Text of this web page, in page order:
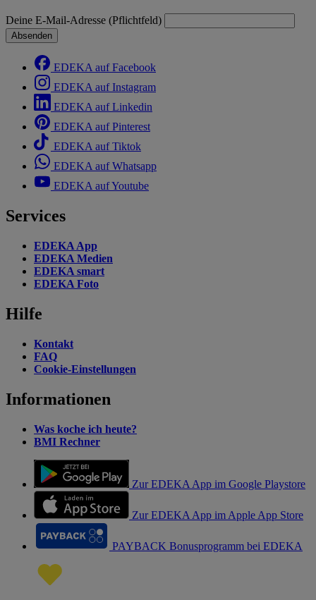
Deine E-Mail-Adresse (Pflichtfeld)
Absenden
EDEKA auf Facebook
EDEKA auf Instagram
EDEKA auf Linkedin
EDEKA auf Pinterest
EDEKA auf Tiktok
EDEKA auf Whatsapp
EDEKA auf Youtube
Services
EDEKA App
EDEKA Medien
EDEKA smart
EDEKA Foto
Hilfe
Kontakt
FAQ
Cookie-Einstellungen
Informationen
Was koche ich heute?
BMI Rechner
Zur EDEKA App im Google Playstore
Zur EDEKA App im Apple App Store
PAYBACK Bonusprogramm bei EDEKA